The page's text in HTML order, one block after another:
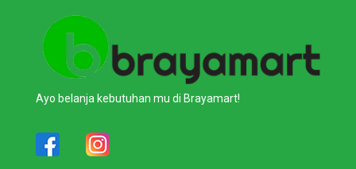
Ayo belanja kebutuhan mu di Brayamart!